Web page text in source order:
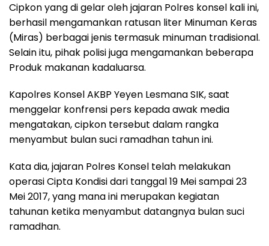
Cipkon yang di gelar oleh jajaran Polres konsel kali ini,
berhasil mengamankan ratusan liter Minuman Keras
(Miras) berbagai jenis termasuk minuman tradisional.
Selain itu, pihak polisi juga mengamankan beberapa
Produk makanan kadaluarsa.
Kapolres Konsel AKBP Yeyen Lesmana SIK, saat
menggelar konfrensi pers kepada awak media
mengatakan, cipkon tersebut dalam rangka
menyambut bulan suci ramadhan tahun ini.
Kata dia, jajaran Polres Konsel telah melakukan
operasi Cipta Kondisi dari tanggal 19 Mei sampai 23
Mei 2017, yang mana ini merupakan kegiatan
tahunan ketika menyambut datangnya bulan suci
ramadhan.